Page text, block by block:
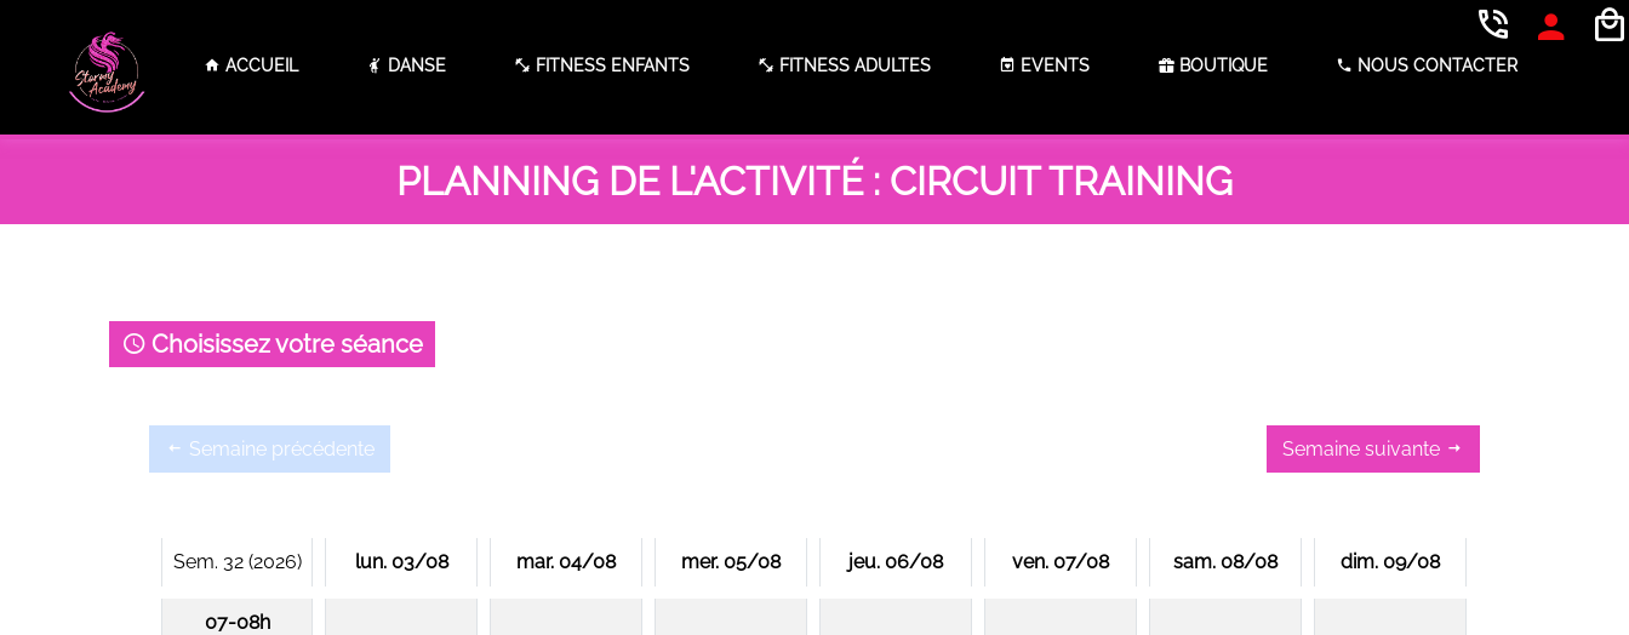
ACCUEIL DANSE FITNESS ENFANTS FITNESS ADULTES EVENTS BOUTIQUE NOUS CONTACTER
PLANNING DE L'ACTIVITÉ : CIRCUIT TRAINING
Choisissez votre séance
Semaine précédente Semaine suivante
Sem. 32 (2026) lun. 03/08 mar. 04/08 mer. 05/08 jeu. 06/08 ven. 07/08 sam. 08/08 dim. 09/08
07-08h